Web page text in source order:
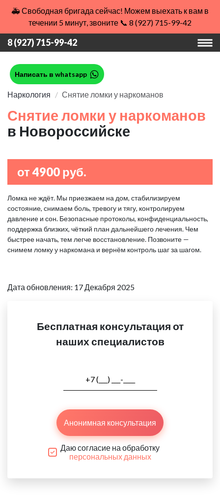
🚑 Свободная бригада сейчас! Можем выехать к вам в
течении 5 минут, звоните 📞 8 (927) 715-99-42
8 (927) 715-99-42
Написать в whatsapp
Наркология Снятие ломки у наркоманов
Снятие ломки у наркоманов
в Новороссийске
от 4900 руб.
Ломка не ждёт. Мы приезжаем на дом, стабилизируем
состояние, снимаем боль, тревогу и тягу, контролируем
давление и сон. Безопасные протоколы, конфиденциальность,
поддержка близких, чёткий план дальнейшего лечения. Чем
быстрее начать, тем легче восстановление. Позвоните —
снимем ломку у наркомана и вернём контроль шаг за шагом.
Дата обновления: 17 Декабря 2025
Бесплатная консультация от
наших специалистов
Анонимная консультация
Даю согласие на обработку
персональных данных